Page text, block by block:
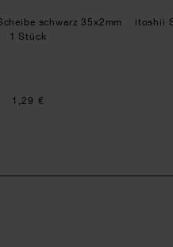
schwarz 35x2mm
1 Stück
1,29 €
itoshii